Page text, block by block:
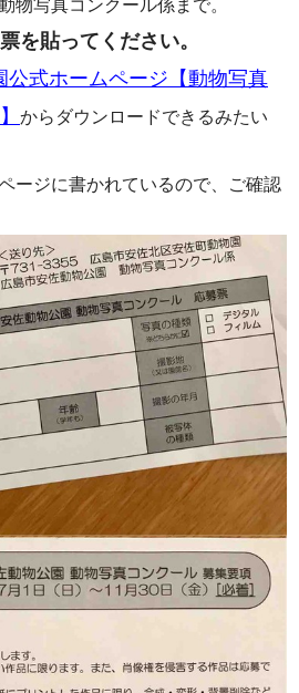
写真コンクール係まで。
を貼ってください。
公式ホームページ【動物写真
からダウンロードできるみたい
ージに書かれているので、ご確認